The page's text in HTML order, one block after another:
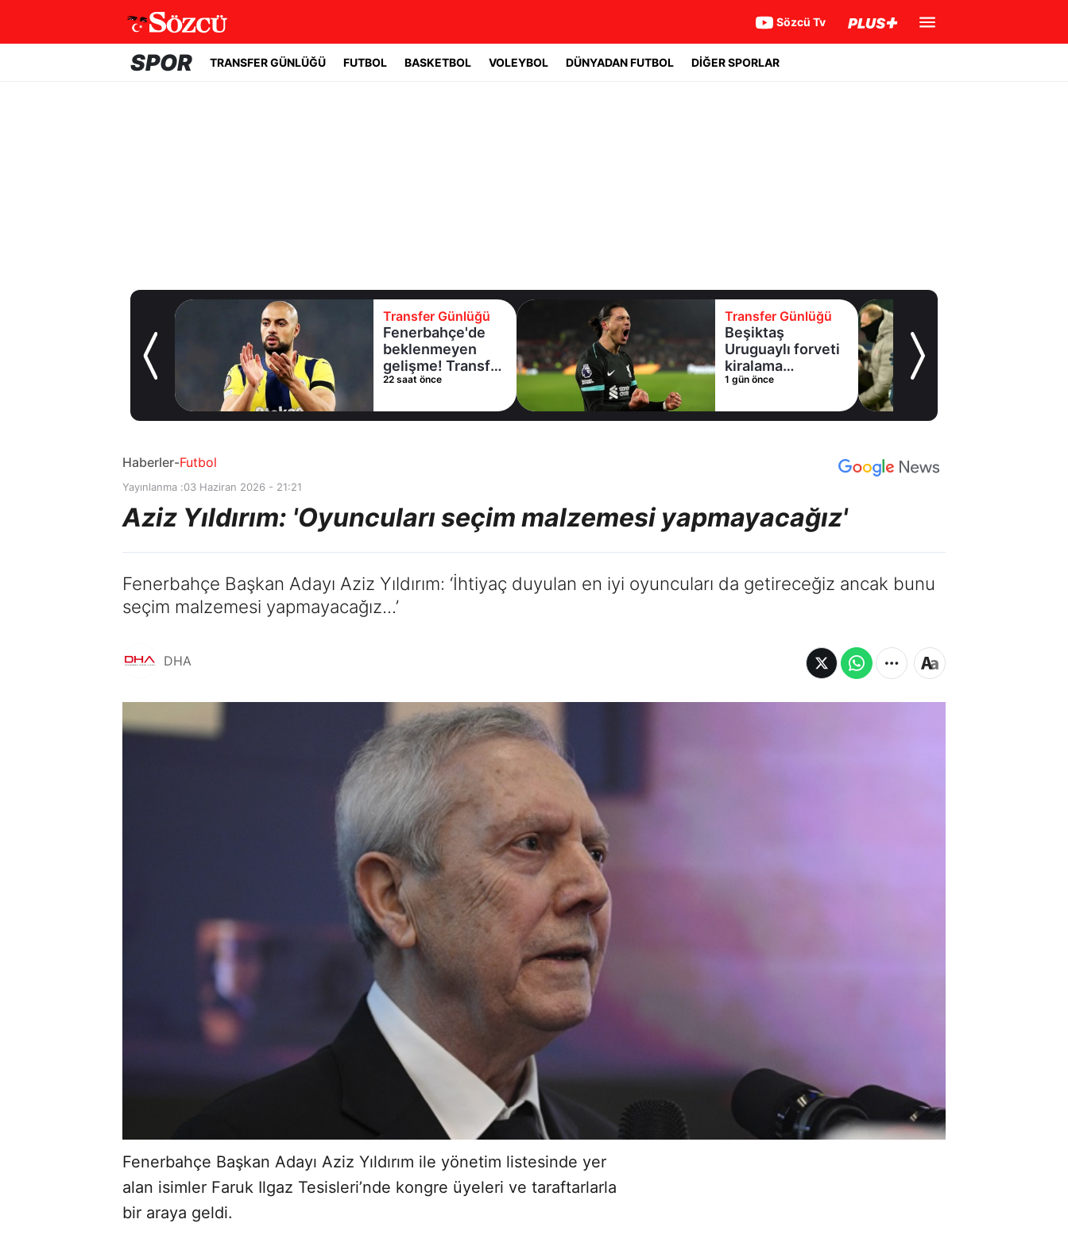
Sözcü Tv
SPOR TRANSFER GÜNLÜĞÜ FUTBOL BASKETBOL VOLEYBOL DÜNYADAN FUTBOL DİĞER SPORLAR
Salah'a kavuştu!
Transfer Günlüğü
Fenerbahçe'de
beklenmeyen
gelişme! Transfer
iptal oldu
22 saat önce
Transfer Günlüğü
Beşiktaş
Uruguaylı forveti
kiralama
konusunda Al
Adım adım Nunez
1 gün önce
Haberler-Futbol
Yayınlanma :03 Haziran 2026 - 21:21
Aziz Yıldırım: 'Oyuncuları seçim malzemesi yapmayacağız'
Fenerbahçe Başkan Adayı Aziz Yıldırım: ‘İhtiyaç duyulan en iyi oyuncuları da getireceğiz ancak bunu
seçim malzemesi yapmayacağız...’
DHA
Fenerbahçe Başkan Adayı Aziz Yıldırım ile yönetim listesinde yer
alan isimler Faruk Ilgaz Tesisleri’nde kongre üyeleri ve taraftarlarla
bir araya geldi.